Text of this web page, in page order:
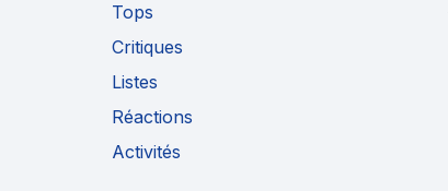
Tops
Critiques
Listes
Réactions
Activités